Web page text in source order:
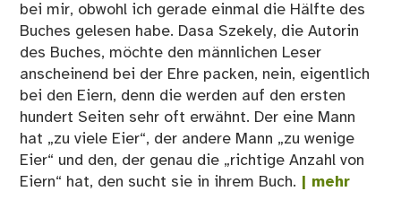
bei mir, obwohl ich gerade einmal die Hälfte des
Buches gelesen habe. Dasa Szekely, die Autorin
des Buches, möchte den männlichen Leser
anscheinend bei der Ehre packen, nein, eigentlich
bei den Eiern, denn die werden auf den ersten
hundert Seiten sehr oft erwähnt. Der eine Mann
hat „zu viele Eier“, der andere Mann „zu wenige
Eier“ und den, der genau die „richtige Anzahl von
Eiern“ hat, den sucht sie in ihrem Buch. | mehr